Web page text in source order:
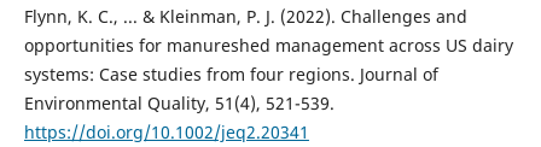
Flynn, K. C., ... & Kleinman, P. J. (2022). Challenges and
opportunities for manureshed management across US dairy
systems: Case studies from four regions. Journal of
Environmental Quality, 51(4), 521-539.
https://doi.org/10.1002/jeq2.20341